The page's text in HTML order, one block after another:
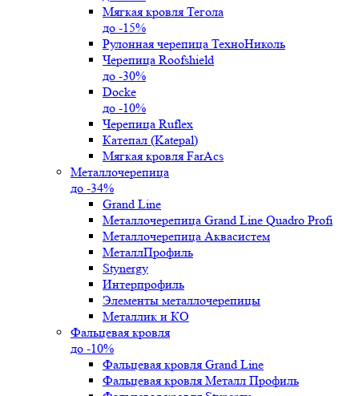
Мягкая кровля Тегола
до -15%
Рулонная черепица ТехноНиколь
Черепица Roofshield
до -30%
Docke
до -10%
Черепица Ruflex
Катепал (Katepal)
Мягкая кровля FarAcs
Металлочерепица
до -34%
Grand Line
Металлочерепица Grand Line Quadro Profi
Металлочерепица Аквасистем
МеталлПрофиль
Stynergy
Интерпрофиль
Элементы металлочерепицы
Металлик и КО
Фальцевая кровля
до -10%
Фальцевая кровля Grand Line
Фальцевая кровля Металл Профиль